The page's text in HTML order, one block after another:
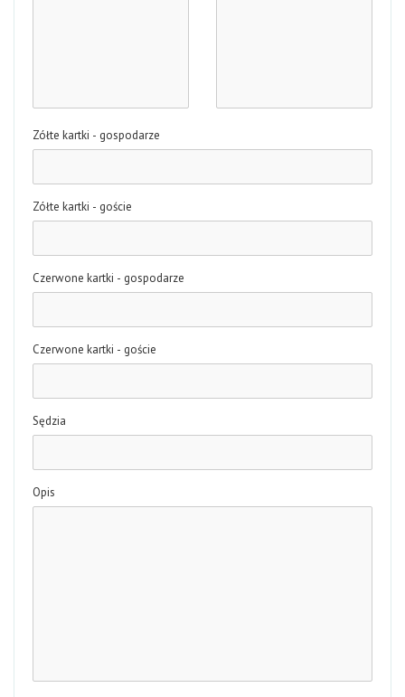
Zółte kartki - gospodarze
Zółte kartki - goście
Czerwone kartki - gospodarze
Czerwone kartki - goście
Sędzia
Opis